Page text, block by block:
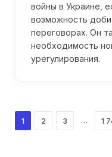
войны в Украине,
возможность
переговорах. Он
необходимость
урегулирования.
1 2 3 … 1